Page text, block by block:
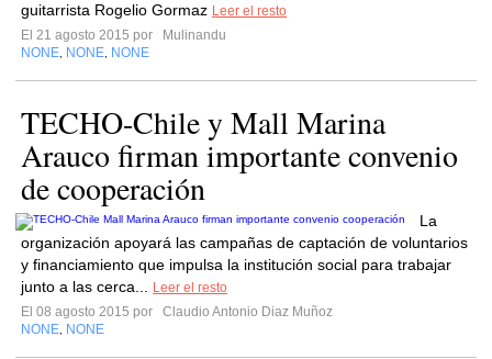
guitarrista Rogelio Gormaz Leer el resto
El 21 agosto 2015 por
Mulinandu
NONE NONE NONE
TECHO-Chile y Mall Marina
Arauco firman importante convenio
de cooperación
La
organización apoyará las campañas de captación de voluntarios
y financiamiento que impulsa la institución social para trabajar
junto a las cerca...
Leer el resto
El 08 agosto 2015 por
Claudio Antonio Diaz Muñoz
NONE NONE